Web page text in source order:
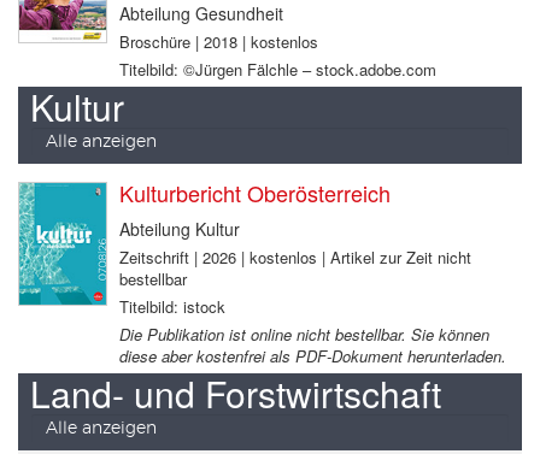
Abteilung Gesundheit
Broschüre | 2018 | kostenlos
Titelbild: ©Jürgen Fälchle – stock.adobe.com
Kultur
Alle anzeigen
Kulturbericht Oberösterreich
Abteilung Kultur
Zeitschrift | 2026 | kostenlos | Artikel zur Zeit nicht
bestellbar
Titelbild: istock
Die Publikation ist online nicht bestellbar. Sie können
diese aber kostenfrei als PDF-Dokument herunterladen.
Land- und Forstwirtschaft
Alle anzeigen